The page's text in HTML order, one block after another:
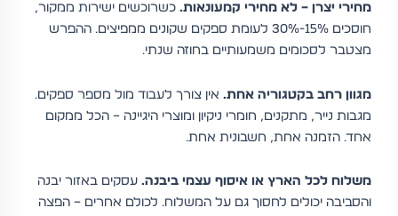
מחירי יצרן – לא מחירי קמעונאות.כשרוכשים ישירות ממקור,
חוסכים 15%-30% לעומת ספקים שקונים ממפיצים. ההפרש
מצטבר לסכומים משמעותיים בחוזה שנתי.
מגוון רחב בקטגוריה אחת.אין צורך לעבוד מול מספר ספקים.
מגבות נייר, מתקנים, חומרי ניקיון ומוצרי היגיינה – הכל ממקום
אחד. הזמנה אחת, חשבונית אחת.
משלוח לכל הארץ או איסוף עצמי ביבנה.עסקים באזור יבנה
והסביבה יכולים לחסוך גם על המשלוח. לכולם אחרים – הפצה